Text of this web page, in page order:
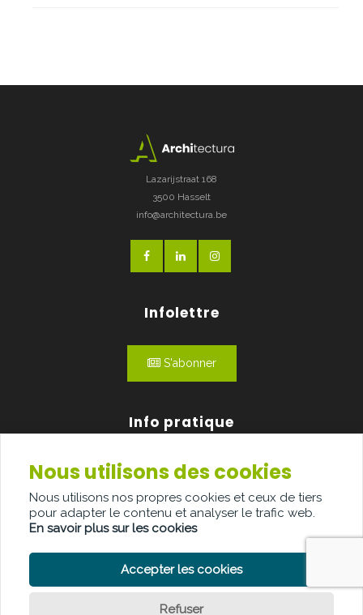
Lazarijstraat 168
3500 Hasselt
info@architectura.be
Infolettre
S'abonner
Info pratique
Qui sommes-nous?
Publicité
Contact
Nous utilisons des cookies
Nous utilisons nos propres cookies et ceux de tiers
pour adapter le contenu et analyser le trafic web.
En savoir plus sur les cookies
Accepter les cookies
Refuser